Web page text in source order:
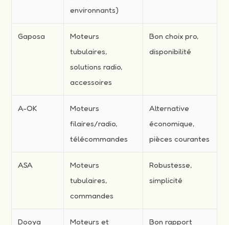
environnants)
Gaposa
Moteurs
tubulaires,
solutions radio,
accessoires
Bon choix pro,
disponibilité
A-OK
Moteurs
filaires/radio,
télécommandes
Alternative
économique,
pièces courantes
ASA
Moteurs
tubulaires,
commandes
Robustesse,
simplicité
Dooya
Moteurs et
Bon rapport